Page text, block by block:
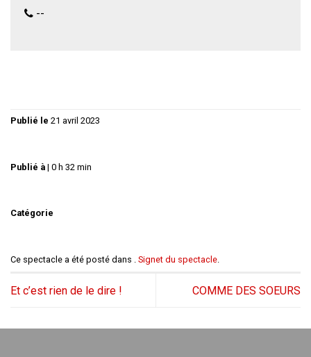
--
Publié le 21 avril 2023
Publié à | 0 h 32 min
Catégorie
Ce spectacle a été posté dans . Signet du spectacle
Et c’est rien de le dire ! COMME DES SOEURS